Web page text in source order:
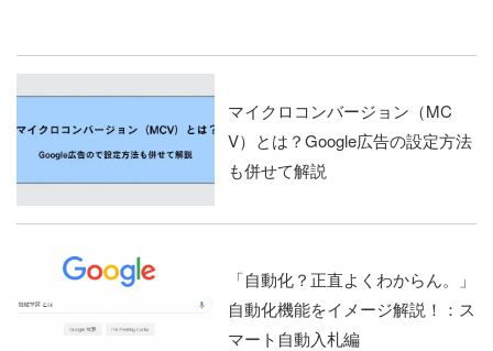
マイクロコンバージョン（MC
V）とは？Google広告の設定方法
も併せて解説
「自動化？正直よくわからん。」
自動化機能をイメージ解説！：ス
マート自動入札編